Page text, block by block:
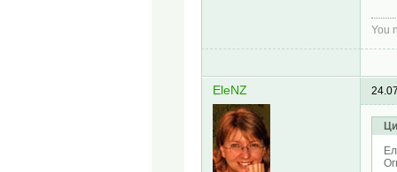
You
EleNZ